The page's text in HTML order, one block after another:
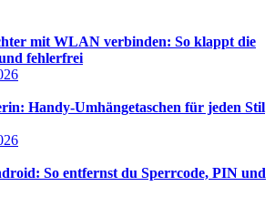
mit WLAN verbinden: So klappt die
fehlerfrei
Handy-Umhängetaschen für jeden Stil
So entfernst du Sperrcode, PIN und